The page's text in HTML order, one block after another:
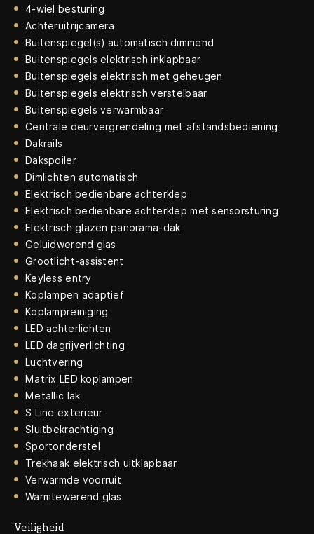
4-wiel besturing
Achteruitrijcamera
Buitenspiegel(s) automatisch dimmend
Buitenspiegels elektrisch inklapbaar
Buitenspiegels elektrisch met geheugen
Buitenspiegels elektrisch verstelbaar
Buitenspiegels verwarmbaar
Centrale deurvergrendeling met afstandsbediening
Dakrails
Dakspoiler
Dimlichten automatisch
Elektrisch bedienbare achterklep
Elektrisch bedienbare achterklep met sensorsturing
Elektrisch glazen panorama-dak
Geluidwerend glas
Grootlicht-assistent
Keyless entry
Koplampen adaptief
Koplampreiniging
LED achterlichten
LED dagrijverlichting
Luchtvering
Matrix LED koplampen
Metallic lak
S Line exterieur
Sluitbekrachtiging
Sportonderstel
Trekhaak elektrisch uitklapbaar
Verwarmde voorruit
Warmtewerend glas
Veiligheid